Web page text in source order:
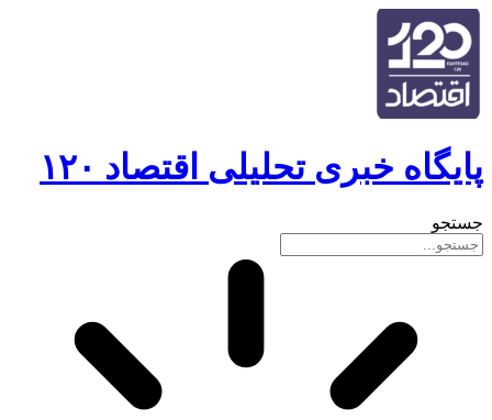
خبری تحلیلی اقتصاد ۱۲۰